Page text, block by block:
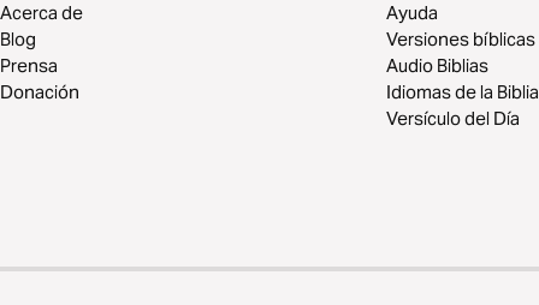
Acerca de
Blog
Prensa
Donación
Ayuda
Versiones bíblicas
Audio Biblias
Idiomas de la Biblia
Versículo del Día